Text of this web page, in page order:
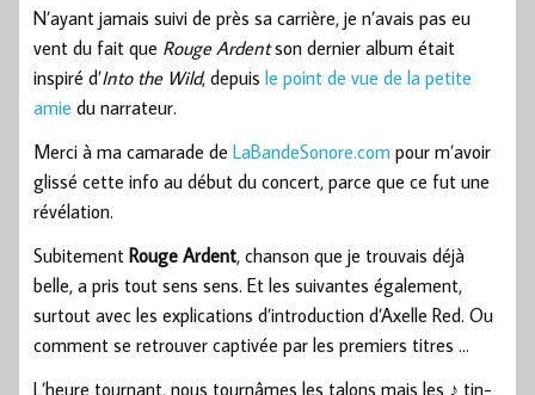
N’ayant jamais suivi de près sa carrière, je n’avais pas eu
vent du fait que Rouge Ardentson dernier album était
inspiré d’Into the Wild, depuis le point de vue de la petite
amie du narrateur.
Merci à ma camarade de LaBandeSonore.com pour m’avoir
glissé cette info au début du concert, parce que ce fut une
révélation.
Subitement Rouge Ardent, chanson que je trouvais déjà
belle, a pris tout sens sens. Et les suivantes également,
surtout avec les explications d’introduction d’Axelle Red. Ou
comment se retrouver captivée par les premiers titres …
L’heure tournant, nous tournâmes les talons mais les ♪ tin-